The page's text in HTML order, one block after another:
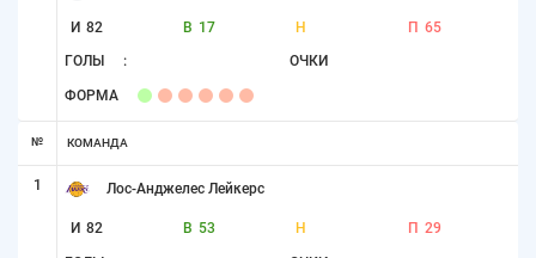
И 82 В 17 Н П 65
ГОЛЫ : ОЧКИ
ФОРМА
№ КОМАНДА
1 Лос-Анджелес Лейкерс
И 82 В 53 Н П 29